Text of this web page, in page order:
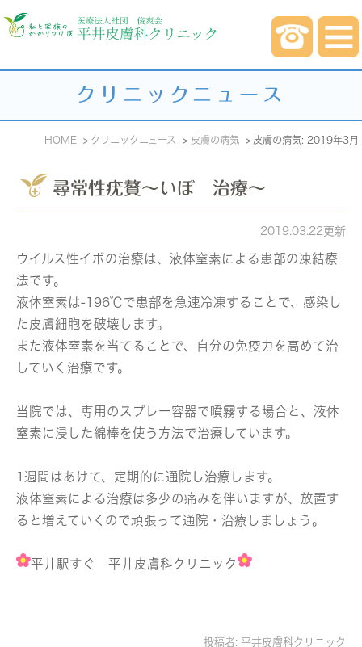
クリニックニュース
HOME クリニックニュース 皮膚の病気 皮膚の病気: 2019年3月
尋常性疣贅～いぼ 治療～
2019.03.22更新
ウイルス性イボの治療は、液体窒素による患部の凍結療
法です。
液体窒素は-196℃で患部を急速冷凍することで、感染し
た皮膚細胞を破壊します。
また液体窒素を当てることで、自分の免疫力を高めて治
していく治療です。
当院では、専用のスプレー容器で噴霧する場合と、液体
窒素に浸した綿棒を使う方法で治療しています。
1週間はあけて、定期的に通院し治療します。
液体窒素による治療は多少の痛みを伴いますが、放置す
ると増えていくので頑張って通院・治療しましょう。
平井駅すぐ 平井皮膚科クリニック
投稿者: 平井皮膚科クリニック